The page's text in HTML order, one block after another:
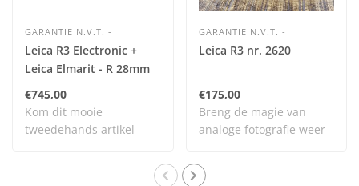
GARANTIE N.V.T. -
Leica R3 Electronic +
Leica Elmarit - R 28mm
2.8 11204 - 3 cam nr.
0713
€745,00
Kom dit mooie
tweedehands artikel
GARANTIE N.V.T. -
Leica R3 nr. 2620
€175,00
Breng de magie van
analoge fotografie weer